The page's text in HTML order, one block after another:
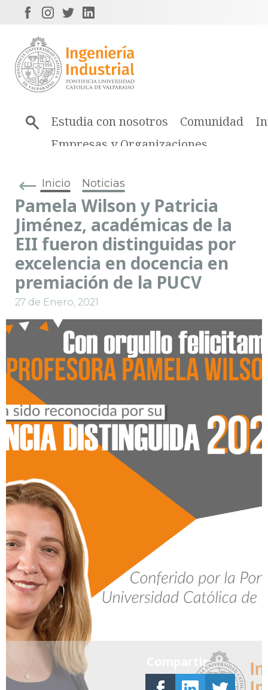
Estudia con nosotros Comunidad
Empresas y Organizaciones
Inicio Noticias
Pamela Wilson y Patricia
Jiménez, académicas de la
EII fueron distinguidas por
excelencia en docencia en
premiación de la PUCV
27 de Enero, 2021
Compartir